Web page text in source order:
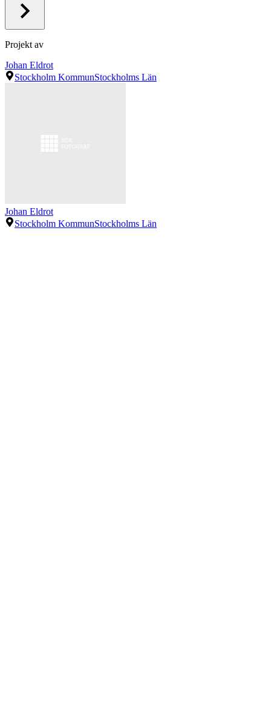
Projekt av
Johan Eldrot
Stockholm KommunStockholms Län
Johan Eldrot
Stockholm KommunStockholms Län